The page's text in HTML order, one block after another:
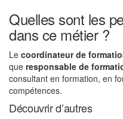
Quelles sont les
dans ce métier ?
Le coordinateur de
que responsable de
consultant en formation, en
compétences.
Découvrir d’autres